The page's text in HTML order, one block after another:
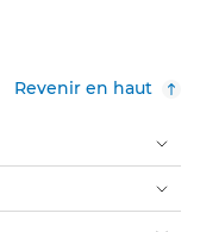
Revenir en haut